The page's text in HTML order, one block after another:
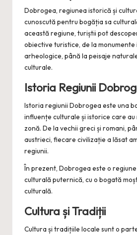
Dobrogea, regiunea istorică și
cunoscută pentru bogăția sa
această regiune, turiștii pot
obiective turistice, de la monumente
arheologice, până la peisaje
culturale.
Istoria Regiunii
Istoria regiunii Dobrogea este una
influențe culturale și istorice care
zonă. De la vechii greci și romani,
austrieci, fiecare civilizație a lăsat
regiunii.
În prezent, Dobrogea este o
culturală puternică, cu o bogată
culturală.
Cultura și Tradiții
Cultura și tradițiile locale sunt o